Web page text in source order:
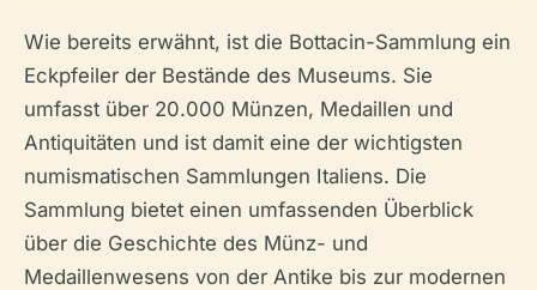
Wie bereits erwähnt, ist die Bottacin-Sammlung ein
Eckpfeiler der Bestände des Museums. Sie
umfasst über 20.000 Münzen, Medaillen und
Antiquitäten und ist damit eine der wichtigsten
numismatischen Sammlungen Italiens. Die
Sammlung bietet einen umfassenden Überblick
über die Geschichte des Münz- und
Medaillenwesens von der Antike bis zur modernen